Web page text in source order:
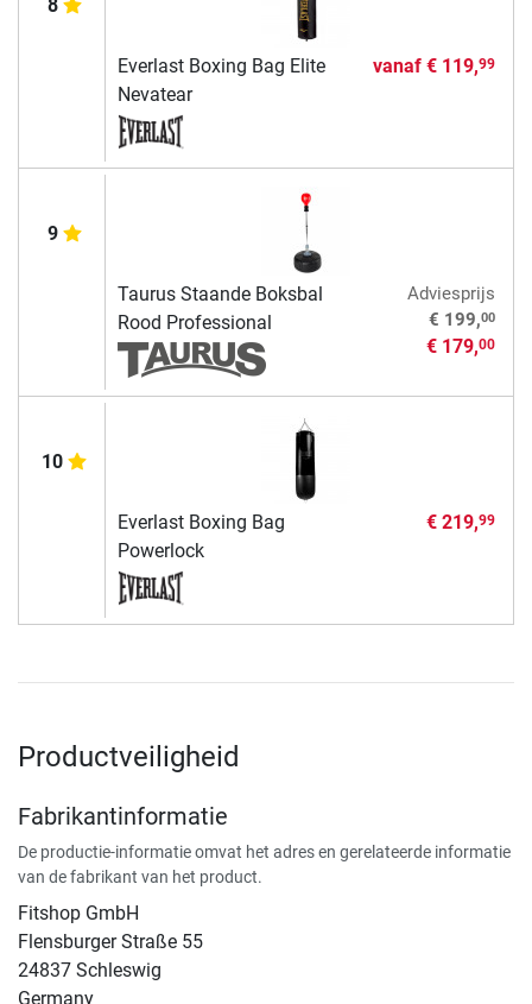
8
Everlast Boxing Bag Elite
Nevatear
vanaf € 119,99
9
Taurus Staande Boksbal
Rood Professional
Adviesprijs
€ 199,00
€ 179,00
10
Everlast Boxing Bag
Powerlock
€ 219,99
Productveiligheid
Fabrikantinformatie
De productie-informatie omvat het adres en gerelateerde informatie
van de fabrikant van het product.
Fitshop GmbH
Flensburger Straße 55
24837 Schleswig
Germany